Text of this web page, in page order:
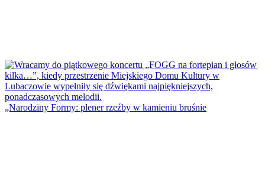
„Narodziny Formy: plener rzeźby w kamieniu bruśnie